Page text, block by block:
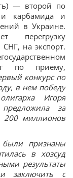
— второй по
и карбамида и
в Украине.
перегрузку
на экспорт.
по приему,
конкурс по
в нем победу
Игоря
за
200 миллионов
были признаны
в хозсуд
результаты
заключить с